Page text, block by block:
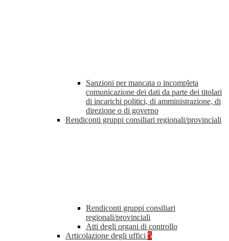
Sanzioni per mancata o incompleta
comunicazione dei dati da parte dei titolari
di incarichi politici, di amministrazione, di
direzione o di governo
Rendiconti gruppi consiliari regionali/provinciali
Rendiconti gruppi consiliari
regionali/provinciali
Atti degli organi di controllo
Articolazione degli uffici 5